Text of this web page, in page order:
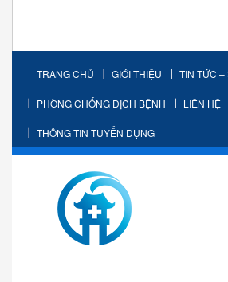
TRANG CHỦ GIỚI THIỆU TIN TỨC –
PHÒNG CHỐNG DỊCH BỆNH LIÊN HỆ
THÔNG TIN TUYỂN DỤNG
TRUNG
- Cơ sở
- Cơ sở